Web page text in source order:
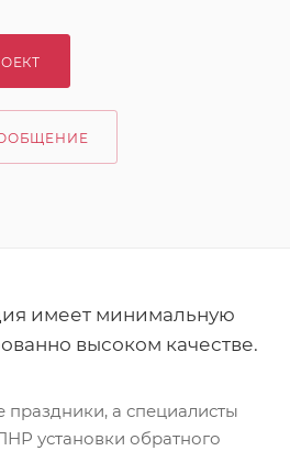
имеет минимальную
высоком качестве.
праздники, а специалисты
установки обратного